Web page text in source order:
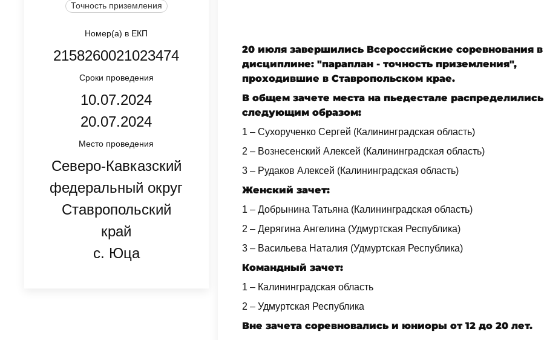
Точность приземления
Номер(а) в ЕКП
2158260021023474
Сроки проведения
10.07.2024
20.07.2024
Место проведения
Северо-Кавказский
федеральный округ
Ставропольский
край
с. Юца
20 июля завершились Всероссийские соревнования в
дисциплине: "параплан - точность приземления",
проходившие в Ставропольском крае.
В общем зачете места на пьедестале распределились
следующим образом:
1 – Сухорученко Сергей (Калининградская область)
2 – Вознесенский Алексей (Калининградская область)
3 – Рудаков Алексей (Калининградская область)
Женский зачет:
1 – Добрынина Татьяна (Калининградская область)
2 – Дерягина Ангелина (Удмуртская Республика)
3 – Васильева Наталия (Удмуртская Республика)
Командный зачет:
1 – Калининградская область
2 – Удмуртская Республика
Вне зачета соревновались и юниоры от 12 до 20 лет.